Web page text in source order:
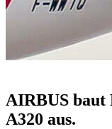
AIRBUS baut
A320 aus.